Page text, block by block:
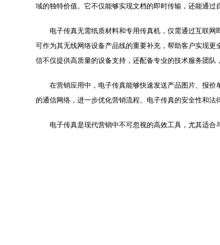
域的独特价值。它不仅能够实现文档的即时传输，还能通过
电子传真无需纸质材料和专用传真机，仅需通过互联
可作为其无线网络设备产品线的重要补充，帮助客户实现
信不仅提供高质量的设备支持，还配备专业的技术服务团队
在营销应用中，电子传真能够快速发送产品图片、报
的通信网络，进一步优化营销流程。电子传真的安全性和法
电子传真是现代营销中不可忽视的高效工具，尤其适合